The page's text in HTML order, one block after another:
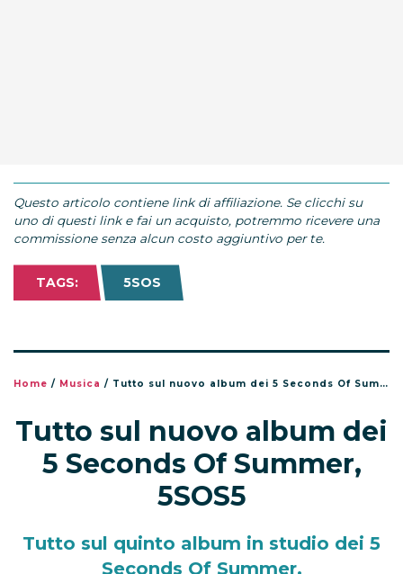
Questo articolo contiene link di affiliazione. Se clicchi su
uno di questi link e fai un acquisto, potremmo ricevere una
commissione senza alcun costo aggiuntivo per te.
TAGS: 5SOS
Home / Musica / Tutto sul nuovo album dei 5 Seconds Of Summer, 5SOS5
Tutto sul nuovo album dei
5 Seconds Of Summer,
5SOS5
Tutto sul quinto album in studio dei 5
Seconds Of Summer.